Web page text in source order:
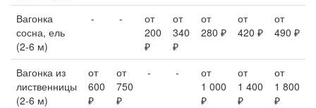
Вагонка
сосна, ель
(2-6 м)
- -
от
200
₽
от
340
₽
от
280 ₽
от
420 ₽
от
490 ₽
Вагонка из
лиственницы
(2-6 м)
от
600
₽
от
750
₽
- -
от
1 000
₽
от
1 400
₽
от
1 800
₽